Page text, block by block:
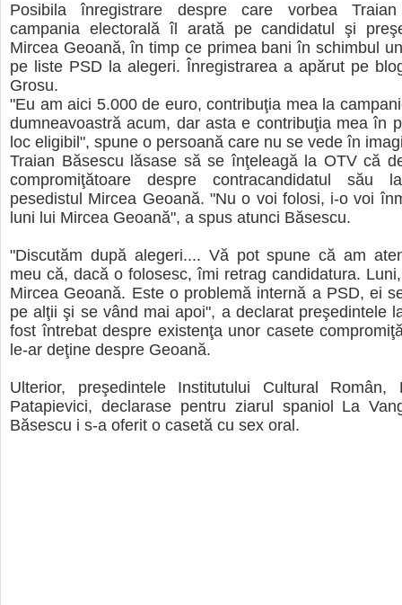
Posibila înregistrare despre care vorbea
campania electorală îl arată pe candidatul şi
Mircea Geoană, în timp ce primea bani în schimbul
pe liste PSD la alegeri. Înregistrarea a apărut pe
Grosu.
"Eu am aici 5.000 de euro, contribuţia mea la
dumneavoastră acum, dar asta e contribuţia mea în
loc eligibil", spune o persoană care nu se vede în
Traian Băsescu lăsase să se înţeleagă la OTV că
compromiţătoare despre contracandidatul său
pesedistul Mircea Geoană. "Nu o voi folosi, i-o voi
luni lui Mircea Geoană", a spus atunci Băsescu.
"Discutăm după alegeri.... Vă pot spune că am
meu că, dacă o folosesc, îmi retrag candidatura.
Mircea Geoană. Este o problemă internă a PSD, ei
pe alţii şi se vând mai apoi", a declarat preşedintele
fost întrebat despre existenţa unor casete
le-ar deţine despre Geoană.
Ulterior, preşedintele Institutului Cultural Român,
Patapievici, declarase pentru ziarul spaniol La
Băsescu i s-a oferit o casetă cu sex oral.